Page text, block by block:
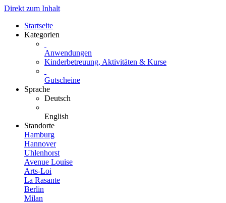
Direkt zum Inhalt
Startseite
Kategorien
Anwendungen
Kinderbetreuung, Aktivitäten & Kurse
Gutscheine
Sprache
Deutsch
English
Standorte
Hamburg
Hannover
Uhlenhorst
Avenue Louise
Arts-Loi
La Rasante
Berlin
Milan